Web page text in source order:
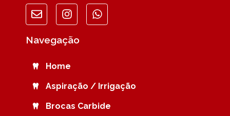
Navegação
Home
Aspiração / Irrigação
Brocas Carbide